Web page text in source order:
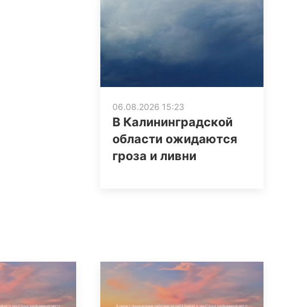
06.08.2026 15:23
В Калининградской
области ожидаются
гроза и ливни